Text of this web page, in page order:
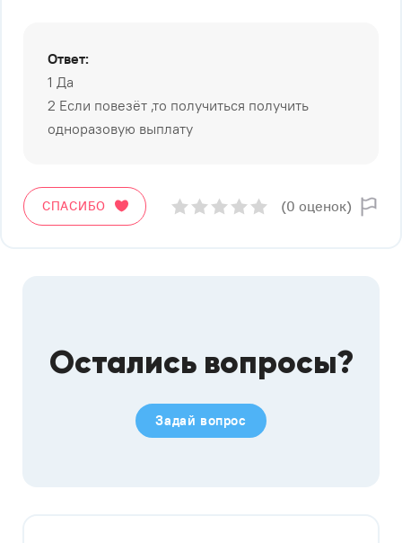
Ответ:
1 Да
2 Если повезёт ,то получиться получить
одноразовую выплату
СПАСИБО (0 оценок)
Остались вопросы?
Задай вопрос